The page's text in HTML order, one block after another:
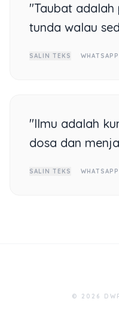
"Taubat adalah
tunda walau
SALIN TEKS WHATSAPP
"Ilmu adalah
dosa dan
SALIN TEKS WHATSAPP
© 2026